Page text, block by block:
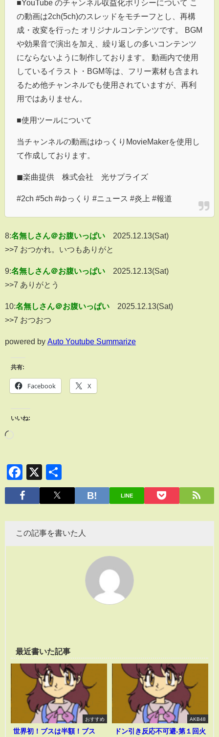
■YouTube のチャンネル収益化ポリシーについて こ
の動画は2ch(5ch)のスレッドをモチーフとし、再構
成・改変を行った オリジナルコンテンツです。 BGM
や効果音で演出を加え、繰り返しの多いコンテンツ
にならないように制作しております。 動画内で使用
しているイラスト・BGM等は、フリー素材も含まれ
るため他チャンネルでも使用されていますが、再利
用ではありません。
■使用ツールについて
当チャンネルの動画はゆっくりMovieMakerを使用し
て作成しております。
◼︎楽曲提供 株式会社 光サプライズ
#2ch #5ch #ゆっくり #ニュース #炎上 #報道
8:名無しさん＠お腹いっぱい
2025.12.13(Sat)
>>7 おつかれ。いつもありがと
9:名無しさん＠お腹いっぱい
2025.12.13(Sat)
>>7 ありがとう
10:名無しさん＠お腹いっぱい
2025.12.13(Sat)
>>7 おつおつ
powered by Auto Youtube Summarize
共有:
Facebook X
いいね:
Facebook
X
有
LINE
この記事を書いた人
最近書いた記事
おすすめ
世界初！ブスは半額！ブス
AKB48
ドン引き反応不可避-第１回火